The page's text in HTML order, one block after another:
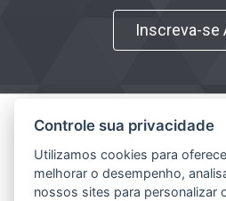
Inscreva-se
Atendimento ao
0800
Controle sua privacidade
Utilizamos cookies para
melhorar o desempenho,
nossos sites para personalizar